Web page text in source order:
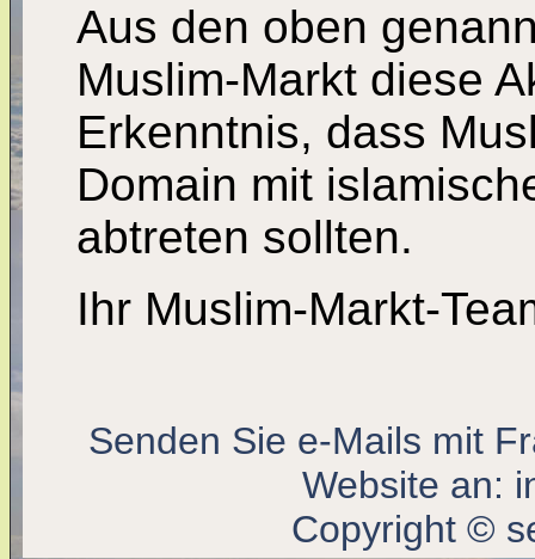
Aus den oben
Muslim-Markt diese
Erkenntnis, dass
Domain mit
abtreten sollten.
Ihr Muslim-Markt-
Senden Sie e-Mails mit
Website an:
Copyright ©